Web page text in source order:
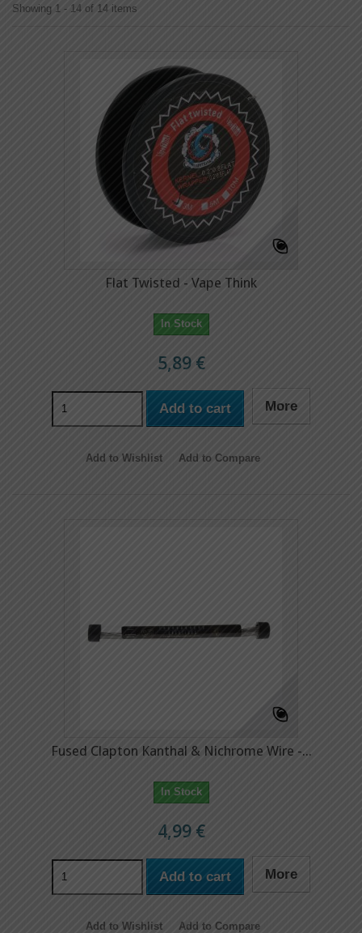
Showing 1 - 14 of 14 items
Flat Twisted - Vape Think
In Stock
5,89 €
Add to cart More
Add to Wishlist Add to Compare
Fused Clapton Kanthal & Nichrome Wire -...
In Stock
4,99 €
Add to cart More
Add to Wishlist Add to Compare